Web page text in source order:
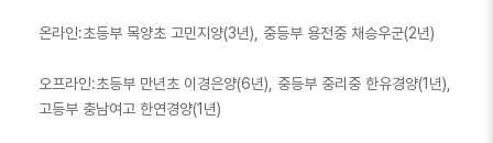
온라인:초등부 목양초 고민지양(3년), 중등부 용전중 채승우군(2년)
오프라인:초등부 만년초 이경은양(6년), 중등부 중리중 한유경양(1년),
고등부 충남여고 한연경양(1년)